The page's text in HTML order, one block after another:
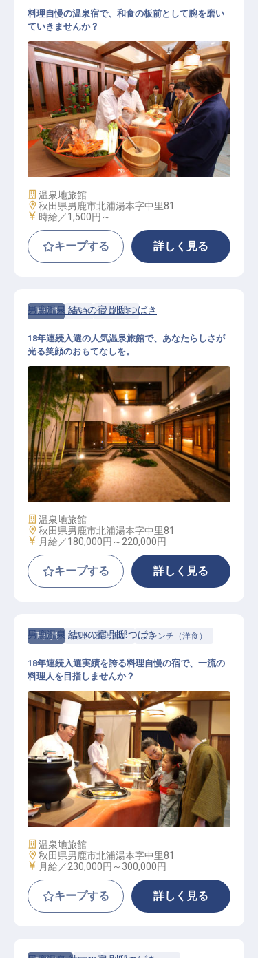
和食の板前（冬期休館1～3月／単身
寮あり／正社員登用制度あり）
料理自慢の温泉宿で、和食の板前として腕を磨い
ていきませんか？
施設業態
温泉地旅館
勤務地
秋田県男鹿市北浦湯本字中里81
給与
時給／1,500円～
キープする 詳しく見る
正社員 宿泊 フロント
フロントスタッフ（冬期休館1～3月
／単身寮あり／未経験歓迎）
男鹿温泉 結いの宿 別邸つばき
18年連続入選の人気温泉旅館で、あなたらしさが
光る笑顔のおもてなしを。
施設業態
温泉地旅館
勤務地
秋田県男鹿市北浦湯本字中里81
給与
月給／180,000円～ 220,000円
キープする 詳しく見る
正社員 調理（調理師） フレンチ（洋食）
洋食調理スタッフ（年間休日105日
／月給23万円以上／単身寮あり）
男鹿温泉 結いの宿 別邸つばき
18年連続入選実績を誇る料理自慢の宿で、一流の
料理人を目指しませんか？
施設業態
温泉地旅館
勤務地
秋田県男鹿市北浦湯本字中里81
給与
月給／230,000円～ 300,000円
キープする 詳しく見る